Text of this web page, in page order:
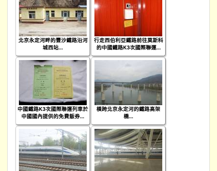
北京永定河畔的豐沙鐵路沿河
城西站...
行走西伯利亞鐵路前往莫斯科
的中國鐵路K3次國際聯運...
中國鐵路K3次國際聯運列車於
中國國內提供的免費飯券...
橫跨北京永定河的鐵路高架
橋...